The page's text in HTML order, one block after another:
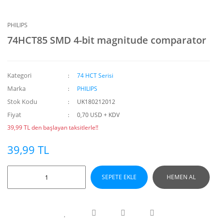
PHILIPS
74HCT85 SMD 4-bit magnitude comparator
Kategori 74 HCT Serisi
Marka PHILIPS
Stok Kodu UK180212012
Fiyat
0,70 USD + KDV
39,99 TL den başlayan taksitlerle!!
39,99 TL
SEPETE EKLE HEMEN AL